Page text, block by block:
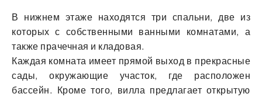
В нижнем этаже находятся три спальни, две из
которых с собственными ванными комнатами, а
также прачечная и кладовая.
Каждая комната имеет прямой выход в прекрасные
сады, окружающие участок, где расположен
бассейн. Кроме того, вилла предлагает открытую